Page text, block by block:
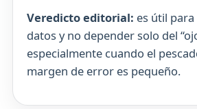
Veredicto editorial: es útil
datos y no depender solo del
especialmente cuando el
margen de error es pequeño.